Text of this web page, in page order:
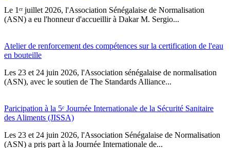
Le 1ᵉʳ juillet 2026, l'Association Sénégalaise de Normalisation
(ASN) a eu l'honneur d'accueillir à Dakar M. Sergio...
Atelier de renforcement des compétences sur la certification de l'eau
en bouteille
Les 23 et 24 juin 2026, l'Association sénégalaise de normalisation
(ASN), avec le soutien de The Standards Alliance...
Paricipation à la 5ᵉ Journée Internationale de la Sécurité Sanitaire
des Aliments (JISSA)
‎Les 23 et 24 juin 2026, l'Association Sénégalaise de Normalisation
(ASN) a pris part à la Journée Internationale de...